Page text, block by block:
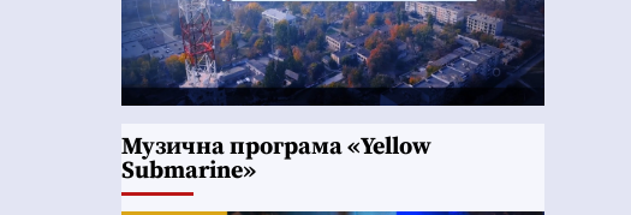
Музична програма «Yellow
Submarine»